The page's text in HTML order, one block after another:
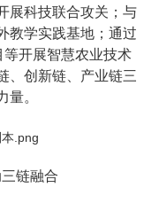
展科技联合攻关；与
教学实践基地；通过
等开展智慧农业技术
、创新链、产业链三
量。
链融合